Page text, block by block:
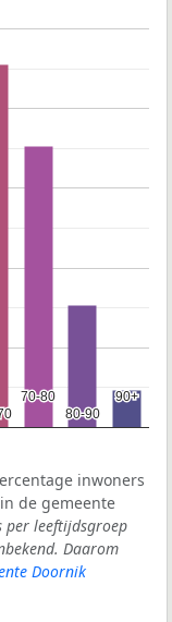
70-80
70-80
80-90
80-90
90+
90+
inwoners
de gemeente
per leeftijdsgroep
Daarom
Doornik